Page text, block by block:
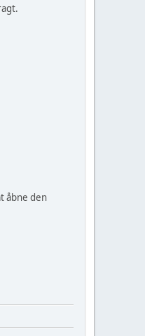
åbne den